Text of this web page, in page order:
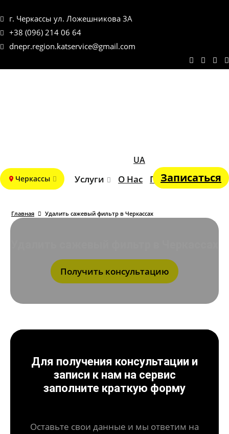
г. Черкассы ул. Ложешникова 3А
+38 (096) 214 06 64
dnepr.region.katservice@gmail.com
Черкассы Услуги О Нас Портфолио Блог
UA
Записаться
Главная Удалить сажевый фильтр в Черкассах
Получить консультацию
Для получения консультации и
записи к нам на сервис
заполните краткую форму
Оставьте свои данные и мы ответим на